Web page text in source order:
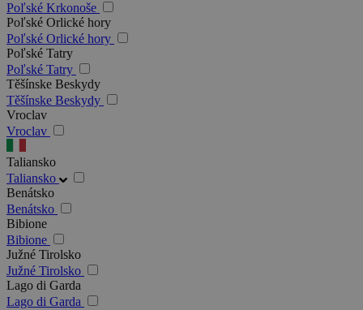
Poľské Krkonoše
Poľské Orlické hory
Poľské Orlické hory
Poľské Tatry
Poľské Tatry
Těšínske Beskydy
Těšínske Beskydy
Vroclav
Vroclav
Taliansko
Taliansko
Benátsko
Benátsko
Bibione
Bibione
Južné Tirolsko
Južné Tirolsko
Lago di Garda
Lago di Garda